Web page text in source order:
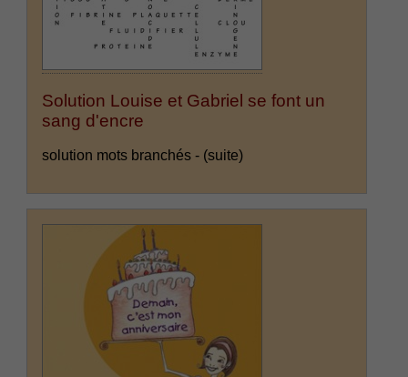
Solution Louise et Gabriel se font un
sang d'encre
solution mots branchés - (suite)